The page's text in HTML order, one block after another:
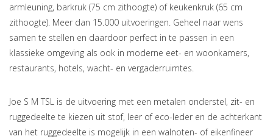
armleuning, barkruk (75 cm zithoogte) of keukenkruk (65 cm
zithoogte). Meer dan 15.000 uitvoeringen. Geheel naar wens
samen te stellen en daardoor perfect in te passen in een
klassieke omgeving als ook in moderne eet- en woonkamers,
restaurants, hotels, wacht- en vergaderruimtes.
Joe S M TSL is de uitvoering met een metalen onderstel, zit- en
ruggedeelte te kiezen uit stof, leer of eco-leder en de achterkant
van het ruggedeelte is mogelijk in een walnoten- of eikenfineer